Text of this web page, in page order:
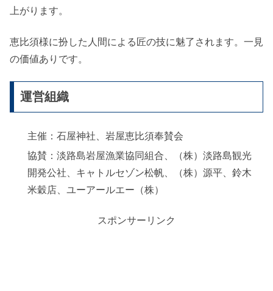
上がります。
恵比須様に扮した人間による匠の技に魅了されます。一見
の価値ありです。
運営組織
主催：石屋神社、岩屋恵比須奉賛会
協賛：淡路島岩屋漁業協同組合、（株）淡路島観光
開発公社、キャトルセゾン松帆、（株）源平、鈴木
米穀店、ユーアールエー（株）
スポンサーリンク